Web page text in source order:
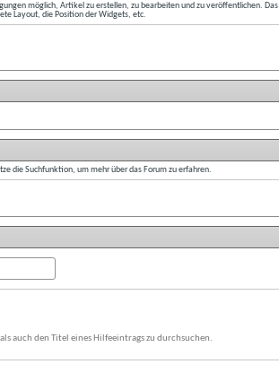
möglich, Artikel zu erstellen, zu bearbeiten und zu veröffentlichen.
Layout, die Position der Widgets, etc.
die Suchfunktion, um mehr über das Forum zu erfahren.
auch den Titel eines Hilfeeintrags zu durchsuchen.